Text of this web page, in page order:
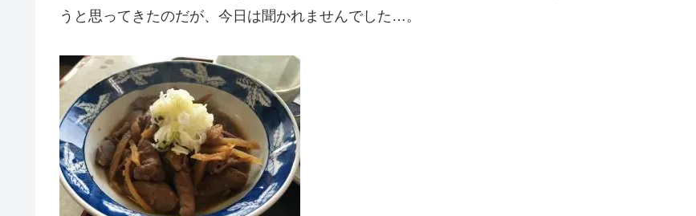
うと思ってきたのだが、今日は聞かれませんでした…。